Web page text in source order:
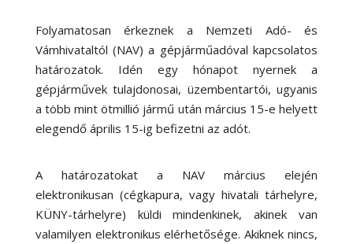
Folyamatosan érkeznek a Nemzeti Adó- és
Vámhivataltól (NAV) a gépjárműadóval kapcsolatos
határozatok. Idén egy hónapot nyernek a
gépjárművek tulajdonosai, üzembentartói, ugyanis
a több mint ötmillió jármű után március 15-e helyett
elegendő április 15-ig befizetni az adót.
A határozatokat a NAV március elején
elektronikusan (cégkapura, vagy hivatali tárhelyre,
KÜNY-tárhelyre) küldi mindenkinek, akinek van
valamilyen elektronikus elérhetősége. Akiknek nincs,